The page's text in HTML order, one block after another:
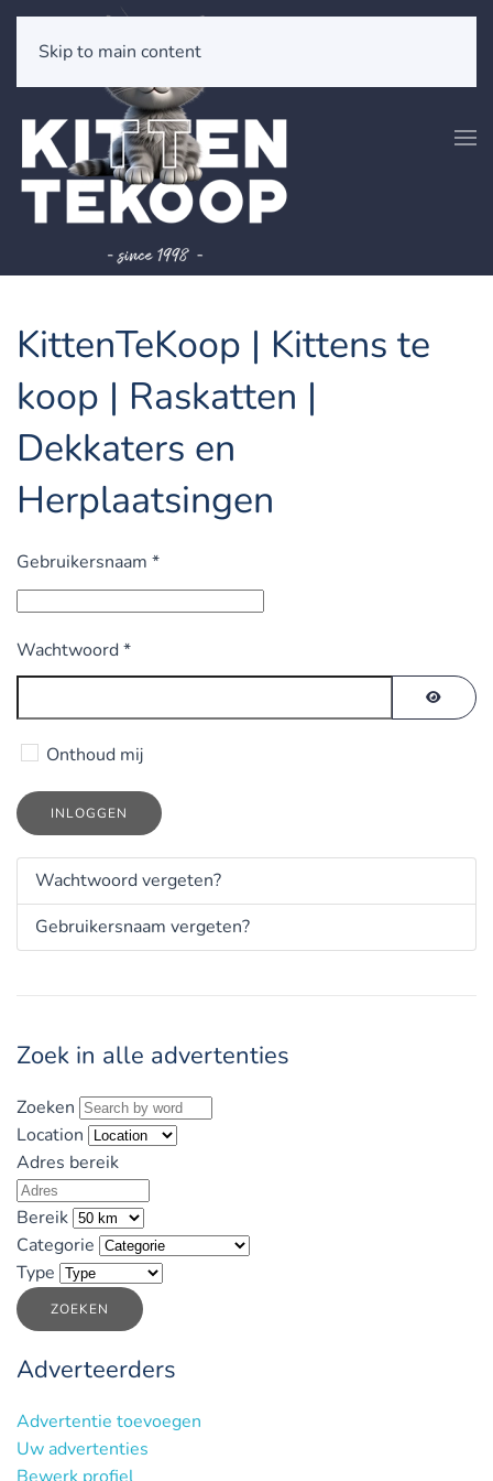
Skip to main content
KittenTeKoop | Kittens te
koop | Raskatten |
Dekkaters en
Herplaatsingen
Gebruikersnaam *
Wachtwoord *
Onthoud mij
INLOGGEN
Wachtwoord vergeten?
Gebruikersnaam vergeten?
Zoek in alle advertenties
Zoeken
Location
Adres bereik
Bereik
Categorie
Type
ZOEKEN
Adverteerders
Advertentie toevoegen
Uw advertenties